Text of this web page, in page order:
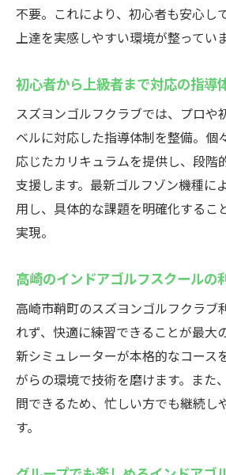
不要。これにより、初心者も安心し
上達を実感しやすい環境が整っていま
初心者から上級者まで対応の指導
スズヨンゴルフクラブでは、プロや
ベルに対応した指導体制を整備。個
応じたカリキュラムを提供し、段階
支援します。最新ゴルフゾン機種に
用し、具体的な課題を明確化するこ
実現。
高崎のインドアゴルフスクールの
高崎市鞘町のスズヨンゴルフクラブ
れず、快適に練習できることが最大
新シミュレーターが本格的なコース
がらの環境で技術を磨けます。また
問できるため、忙しい方でも継続し
す。